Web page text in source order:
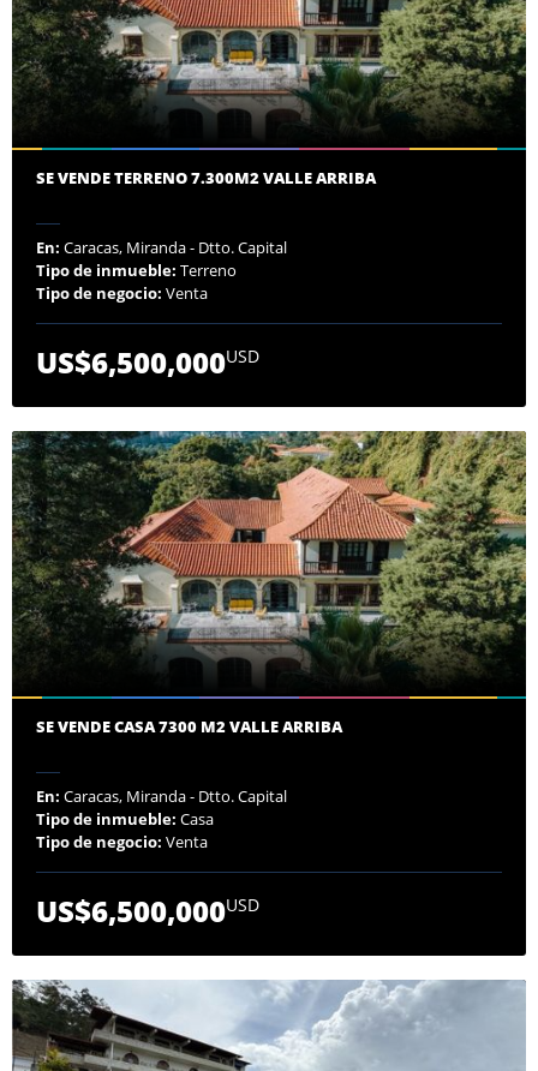
SE VENDE TERRENO 7.300M2 VALLE ARRIBA
En: Caracas, Miranda - Dtto. Capital
Tipo de inmueble: Terreno
Tipo de negocio: Venta
US$6,500,000USD
SE VENDE CASA 7300 M2 VALLE ARRIBA
En: Caracas, Miranda - Dtto. Capital
Tipo de inmueble: Casa
Tipo de negocio: Venta
US$6,500,000USD